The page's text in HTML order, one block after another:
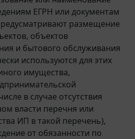
ЕГРН или документам
размещение
объектов
и бытового обслуживания
используются для этих
имущества,
в случае отсутствия
власти перечня или
ИП в такой перечень),
от обязанности по